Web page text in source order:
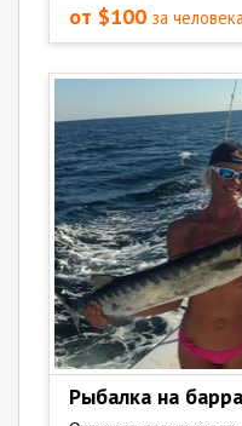
от $100 за человека
Рыбалка на